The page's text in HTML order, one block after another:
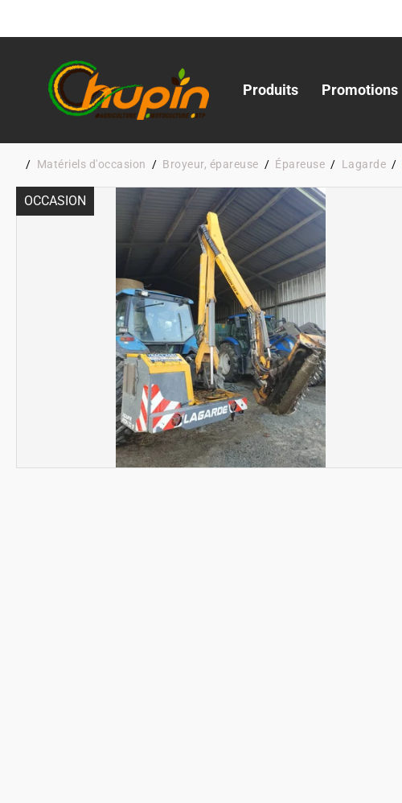
Produits Promotions
Matériels d'occasion Broyeur, épareuse Épareuse Lagarde
OCCASION